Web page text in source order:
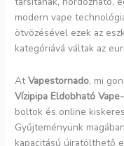
modern vape
ötvözésével ezek az
kategóriává váltak az
AtVapestornado, mi
Vízipipa Eldobható
boltok és online
Gyűjteményünk
kapacitású újratölthető